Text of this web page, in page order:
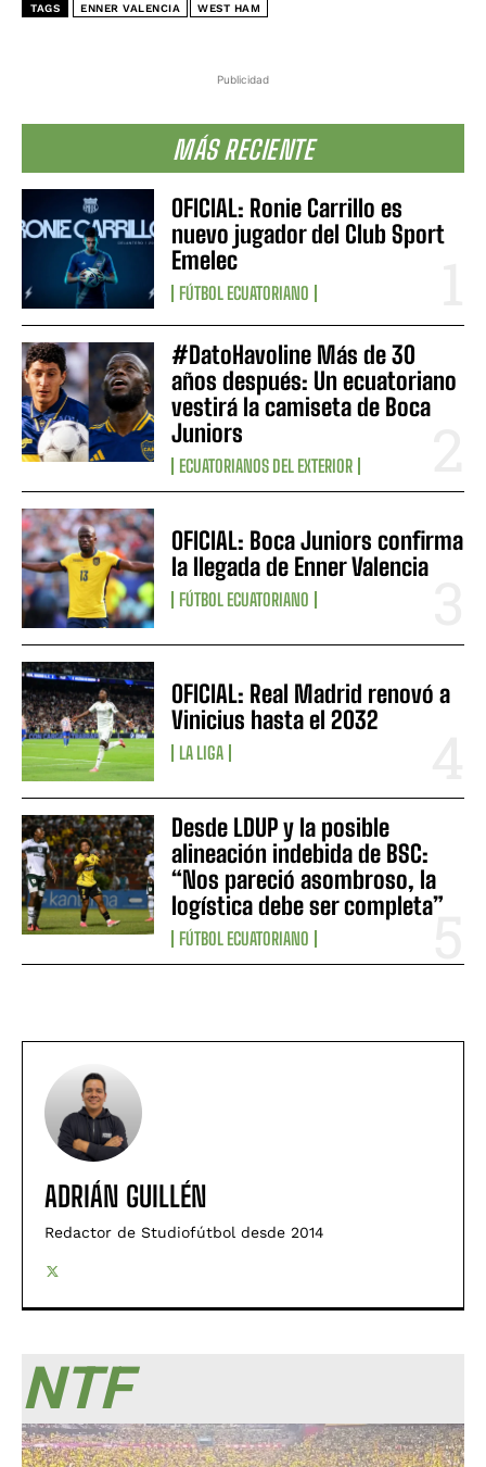
Publicidad
MÁS RECIENTE
OFICIAL: Ronie Carrillo es
nuevo jugador del Club Sport
Emelec
FÚTBOL ECUATORIANO
#DatoHavoline Más de 30
años después: Un ecuatoriano
vestirá la camiseta de Boca
Juniors
ECUATORIANOS DEL EXTERIOR
OFICIAL: Boca Juniors confirma
la llegada de Enner Valencia
FÚTBOL ECUATORIANO
OFICIAL: Real Madrid renovó a
Vinicius hasta el 2032
LA LIGA
Desde LDUP y la posible
alineación indebida de BSC:
“Nos pareció asombroso, la
logística debe ser completa”
FÚTBOL ECUATORIANO
TAGS ENNER VALENCIA WEST HAM
ADRIÁN GUILLÉN
Redactor de Studiofútbol desde 2014
NTF